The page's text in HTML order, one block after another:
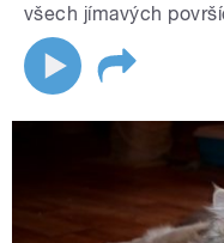
všech jímavých